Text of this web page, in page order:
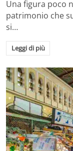
Una figura poco
patrimonio che
si…
Leggi di più